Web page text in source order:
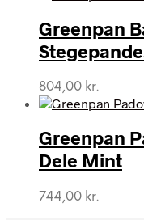
Greenpan
804,00 kr.
Greenpan
Dele Mint
744,00 kr.